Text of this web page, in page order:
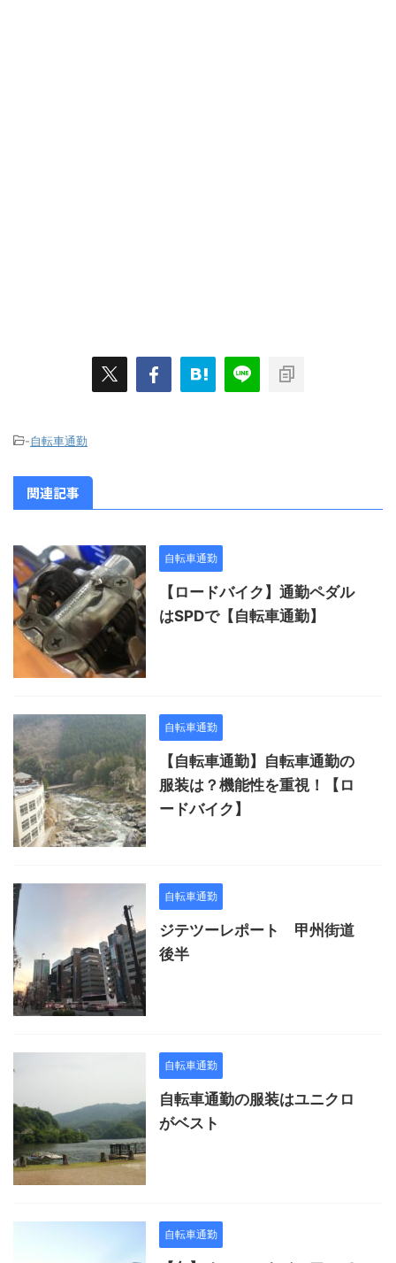
-自転車通勤
関連記事
自転車通勤
【ロードバイク】通勤ペダル
はSPDで【自転車通勤】
自転車通勤
【自転車通勤】自転車通勤の
服装は？機能性を重視！【ロ
ードバイク】
自転車通勤
ジテツーレポート 甲州街道
後半
自転車通勤
自転車通勤の服装はユニクロ
がベスト
自転車通勤